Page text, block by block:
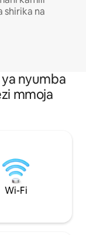
shirika na
nyumba
mmoja
Wi-Fi